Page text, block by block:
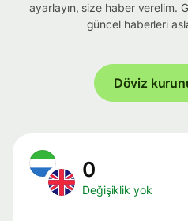
ayarlayın, size haber verelim.
güncel haberleri
Döviz
0
Değişiklik yok